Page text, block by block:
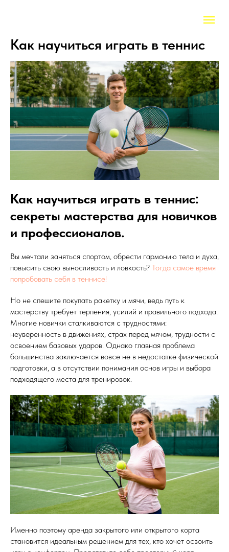
Как научиться играть в теннис
Как научиться играть в теннис:
секреты мастерства для новичков
и профессионалов.
Вы мечтали заняться спортом, обрести гармонию тела и духа,
повысить свою выносливость и ловкость? Тогда самое время
попробовать себя в теннисе!
Но не спешите покупать ракетку и мячи, ведь путь к
мастерству требует терпения, усилий и правильного подхода.
Многие новички сталкиваются с трудностями:
неуверенность в движениях, страх перед мячом, трудности с
освоением базовых ударов. Однако главная проблема
большинства заключается вовсе не в недостатке физической
подготовки, а в отсутствии понимания основ игры и выбора
подходящего места для тренировок.
Именно поэтому аренда закрытого или открытого корта
становится идеальным решением для тех, кто хочет освоить